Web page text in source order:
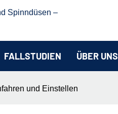
Spinndüsen –
FALLSTUDIEN ÜBER UNS
und Einstellen